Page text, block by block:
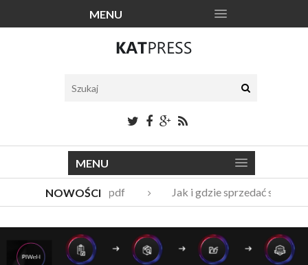
MENU
MENU
NOWOŚCI
Katalogi narzędzi pdf
Jak i gdzie sprzedać stare
Vito Bambino – kim jest nowy członek Męskie Granie